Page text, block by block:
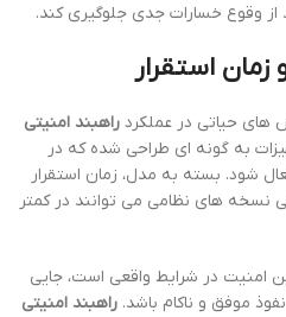
وقوع خسارات جدی جلوگیری کند.
استقرار
حیاتی در عملکرد راهبند امنیتی
به گونه ای طراحی شده که در
شود. بسته به مدل، زمان استقرار
و برخی نسخه های نظامی می توانند در کمتر
امنیت در شرایط واقعی است، جایی
موفق و ناکام باشد. راهبند امنیتی